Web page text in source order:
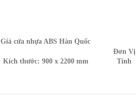
Giá cửa nhựa ABS Hàn Quốc
Kích thước: 900 x 2200 mm
Đơn Vị
Tính